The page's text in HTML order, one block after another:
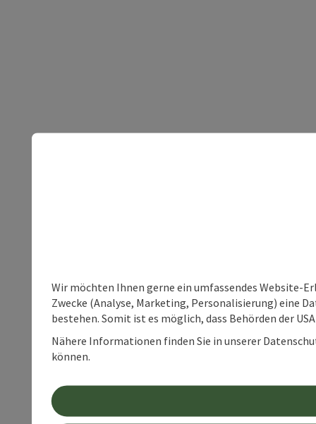
Wir möchten Ihnen gerne ein umfassendes Website-
Zwecke (Analyse, Marketing, Personalisierung) eine
bestehen. Somit ist es möglich, dass Behörden der
Nähere Informationen finden Sie in unserer
können.